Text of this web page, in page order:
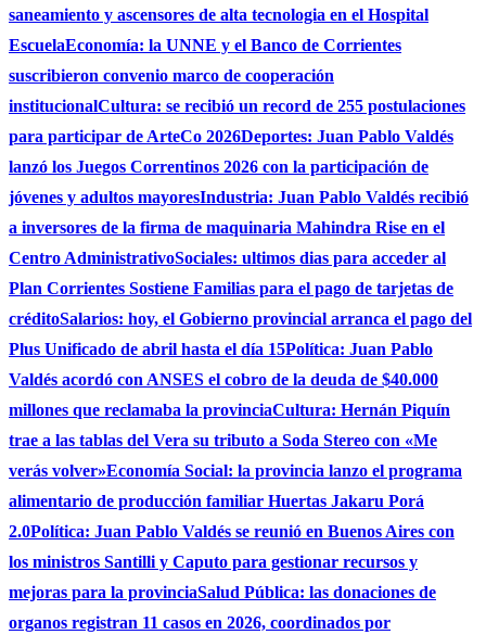
saneamiento y ascensores de alta tecnologia en el Hospital
EscuelaEconomía: la UNNE y el Banco de Corrientes
suscribieron convenio marco de cooperación
institucionalCultura: se recibió un record de 255 postulaciones
para participar de ArteCo 2026Deportes: Juan Pablo Valdés
lanzó los Juegos Correntinos 2026 con la participación de
jóvenes y adultos mayoresIndustria: Juan Pablo Valdés recibió
a inversores de la firma de maquinaria Mahindra Rise en el
Centro AdministrativoSociales: ultimos dias para acceder al
Plan Corrientes Sostiene Familias para el pago de tarjetas de
créditoSalarios: hoy, el Gobierno provincial arranca el pago del
Plus Unificado de abril hasta el día 15Política: Juan Pablo
Valdés acordó con ANSES el cobro de la deuda de $40.000
millones que reclamaba la provinciaCultura: Hernán Piquín
trae a las tablas del Vera su tributo a Soda Stereo con «Me
verás volver»Economía Social: la provincia lanzo el programa
alimentario de producción familiar Huertas Jakaru Porá
2.0Política: Juan Pablo Valdés se reunió en Buenos Aires con
los ministros Santilli y Caputo para gestionar recursos y
mejoras para la provinciaSalud Pública: las donaciones de
organos registran 11 casos en 2026, coordinados por